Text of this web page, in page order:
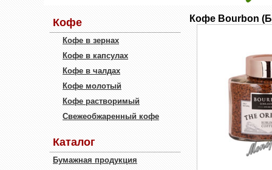
Кофе
Кофе в зернах
Кофе в капсулах
Кофе в чалдах
Кофе молотый
Кофе растворимый
Свежеобжаренный кофе
Каталог
Бумажная продукция
Кофе Bourbon